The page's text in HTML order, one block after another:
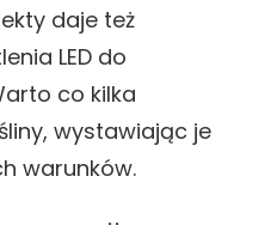
daje też
LED do
co kilka
wystawiając je
warunków.